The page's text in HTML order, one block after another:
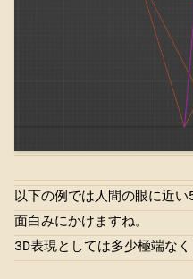
以下の例では人間の眼に近
面白みにかけますね。
3D表現としては多少極端な